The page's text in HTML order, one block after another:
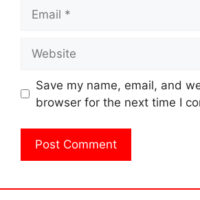
Save my name, email, and
browser for the next time I